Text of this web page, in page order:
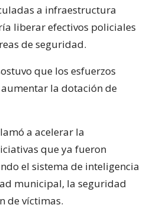
a infraestructura
liberar efectivos policiales
de seguridad.
que los esfuerzos
la dotación de
a acelerar la
que ya fueron
el sistema de inteligencia
municipal, la seguridad
de víctimas.